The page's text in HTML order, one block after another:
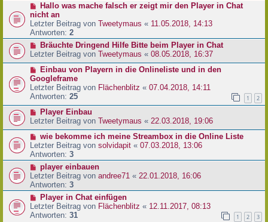
Hallo was mache falsch er zeigt mir den Player in Chat
nicht an
Letzter Beitrag von Tweetymaus « 11.05.2018, 14:13
Antworten: 2
Bräuchte Dringend Hilfe Bitte beim Player in Chat
Letzter Beitrag von Tweetymaus « 08.05.2018, 16:37
Einbau von Playern in die Onlineliste und in den
Googleframe
Letzter Beitrag von Flächenblitz « 07.04.2018, 14:11
Antworten: 25 1 2
Player Einbau
Letzter Beitrag von Tweetymaus « 22.03.2018, 19:06
wie bekomme ich meine Streambox in die Online Liste
Letzter Beitrag von solvidapit « 07.03.2018, 13:06
Antworten: 3
player einbauen
Letzter Beitrag von andree71 « 22.01.2018, 16:06
Antworten: 3
Player in Chat einfügen
Letzter Beitrag von Flächenblitz « 12.11.2017, 08:13
Antworten: 31 1 2 3